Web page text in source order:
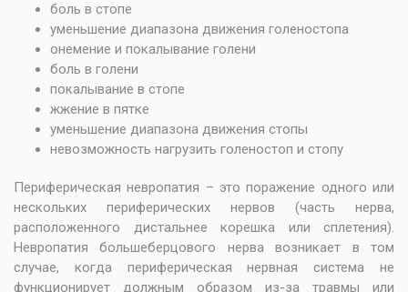
боль в стопе
уменьшение диапазона движения голеностопа
онемение и покалывание голени
боль в голени
покалывание в стопе
жжение в пятке
уменьшение диапазона движения стопы
невозможность нагрузить голеностоп и стопу
Периферическая невропатия – это поражение одного или
нескольких периферических нервов (часть нерва,
расположенного дистальнее корешка или сплетения).
Невропатия большеберцового нерва возникает в том
случае, когда периферическая нервная система не
функционирует должным образом из-за травмы или